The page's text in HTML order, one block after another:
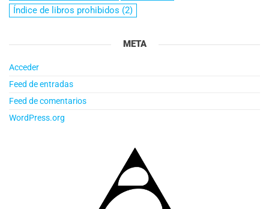
Índice de libros prohibidos (2)
META
Acceder
Feed de entradas
Feed de comentarios
WordPress.org